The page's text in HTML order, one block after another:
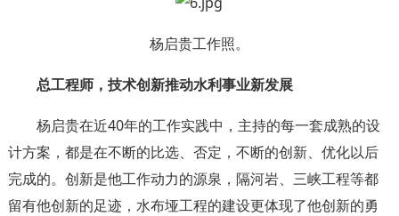
杨启贵工作照。
总工程师，技术创新推动水利事业新发展
杨启贵在近40年的工作实践中，主持的每一套成熟的设
计方案，都是在不断的比选、否定，不断的创新、优化以后
完成的。创新是他工作动力的源泉，隔河岩、三峡工程等都
留有他创新的足迹，水布垭工程的建设更体现了他创新的勇